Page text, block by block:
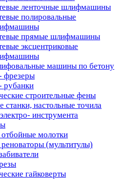
ленточные шлифмашины
полировальные
прямые шлифмашины
эксцентриковые
машины по бетону
фрезеры
рубанки
строительные фены
станки, настольные точила
инструмента
молотки
(мультитулы)
гайковерты